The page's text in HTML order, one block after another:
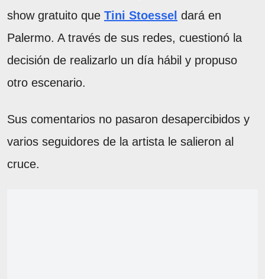
show gratuito que Tini Stoessel dará en
Palermo. A través de sus redes, cuestionó la
decisión de realizarlo un día hábil y propuso
otro escenario.
Sus comentarios no pasaron desapercibidos y
varios seguidores de la artista le salieron al
cruce.